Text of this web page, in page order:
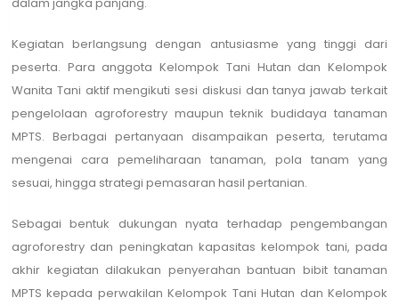
Kegiatan berlangsung dengan antusiasme yang tinggi dari
peserta. Para anggota Kelompok Tani Hutan dan Kelompok
Wanita Tani aktif mengikuti sesi diskusi dan tanya jawab terkait
pengelolaan agroforestry maupun teknik budidaya tanaman
MPTS. Berbagai pertanyaan disampaikan peserta, terutama
mengenai cara pemeliharaan tanaman, pola tanam yang
sesuai, hingga strategi pemasaran hasil pertanian.
Sebagai bentuk dukungan nyata terhadap pengembangan
agroforestry dan peningkatan kapasitas kelompok tani, pada
akhir kegiatan dilakukan penyerahan bantuan bibit tanaman
MPTS kepada perwakilan Kelompok Tani Hutan dan Kelompok